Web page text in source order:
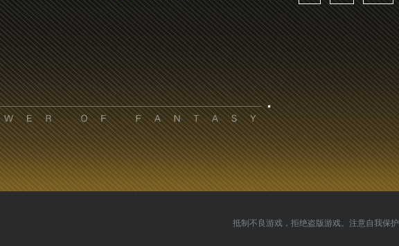
抵制不良游戏，拒绝盗版游戏。注意自我保护